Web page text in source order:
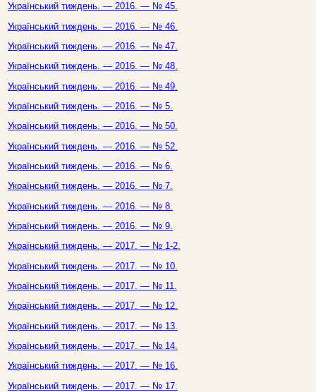
Український тиждень. — 2016. — № 45.
Український тиждень. — 2016. — № 46.
Український тиждень. — 2016. — № 47.
Український тиждень. — 2016. — № 48.
Український тиждень. — 2016. — № 49.
Український тиждень. — 2016. — № 5.
Український тиждень. — 2016. — № 50.
Український тиждень. — 2016. — № 52.
Український тиждень. — 2016. — № 6.
Український тиждень. — 2016. — № 7.
Український тиждень. — 2016. — № 8.
Український тиждень. — 2016. — № 9.
Український тиждень. — 2017. — № 1-2.
Український тиждень. — 2017. — № 10.
Український тиждень. — 2017. — № 11.
Український тиждень. — 2017. — № 12.
Український тиждень. — 2017. — № 13.
Український тиждень. — 2017. — № 14.
Український тиждень. — 2017. — № 16.
Український тиждень. — 2017. — № 17.